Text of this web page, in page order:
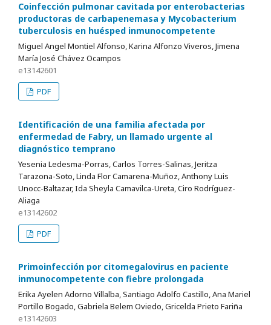
Coinfección pulmonar cavitada por enterobacterias
productoras de carbapenemasa y Mycobacterium
tuberculosis en huésped inmunocompetente
Miguel Angel Montiel Alfonso, Karina Alfonzo Viveros, Jimena
María José Chávez Ocampos
e13142601
PDF
Identificación de una familia afectada por
enfermedad de Fabry, un llamado urgente al
diagnóstico temprano
Yesenia Ledesma-Porras, Carlos Torres-Salinas, Jeritza
Tarazona-Soto, Linda Flor Camarena-Muñoz, Anthony Luis
Unocc-Baltazar, Ida Sheyla Camavilca-Ureta, Ciro Rodríguez-
Aliaga
e13142602
PDF
Primoinfección por citomegalovirus en paciente
inmunocompetente con fiebre prolongada
Erika Ayelen Adorno Villalba, Santiago Adolfo Castillo, Ana Mariel
Portillo Bogado, Gabriela Belem Oviedo, Gricelda Prieto Fariña
e13142603